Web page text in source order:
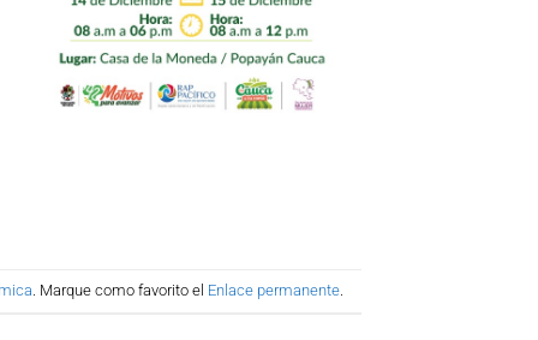
. Marque como favorito el Enlace permanente